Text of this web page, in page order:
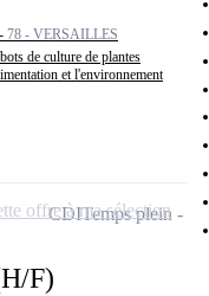
78 - VERSAILLES
de culture de plantes
et l'environnement
F)
CDITemps plein
offre à ma sélection